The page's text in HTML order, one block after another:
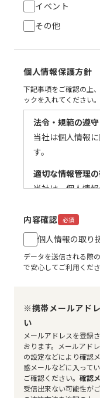
イベント
その他
個人情報保護方針
下記事項をご確認の上
ックを入れてください。
法令・規範の遵守
当社は個人情報
す。
適切な情報管理
当社は、個人情
関する措置を講じ
「個人情報の取
い、適切な管理
いても個人情報
当社は、個人情
たします。
収集目的範囲で
当社は、ご本人
集目的の範囲あ
内容確認 必須
個人情報の取り
データを送信される際
で安心してご利用くださ
※携帯メールアド
い
メールアドレスを登録
おります。メールアド
の設定などにより確認
惑メールなどに入って
ご確認ください。 確認
受信出来ない可能性が